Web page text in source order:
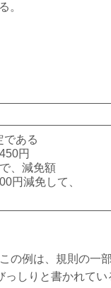
。
ある
円
、減免額
円減免して、
の例は、規則の一
しりと書かれてい